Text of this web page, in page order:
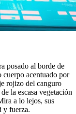
posado al borde de
cuerpo acentuado por
rojizo del canguro
la escasa vegetación
a lo lejos, sus
y fuerza.